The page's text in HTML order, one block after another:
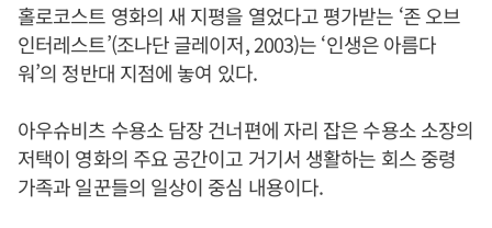
홀로코스트 영화의 새 지평을 열었다고 평가받는 ‘존 오브
인터레스트’(조나단 글레이저, 2003)는 ‘인생은 아름다
워’의 정반대 지점에 놓여 있다.
아우슈비츠 수용소 담장 건너편에 자리 잡은 수용소 소장의
저택이 영화의 주요 공간이고 거기서 생활하는 회스 중령
가족과 일꾼들의 일상이 중심 내용이다.